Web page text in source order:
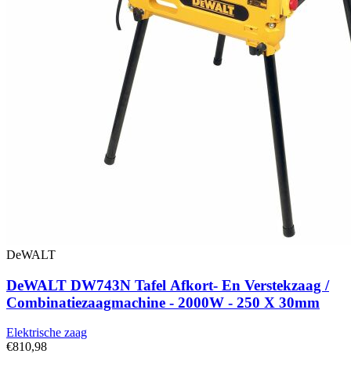
DeWALT
DeWALT DW743N Tafel Afkort- En Verstekzaag /
Combinatiezaagmachine - 2000W - 250 X 30mm
Elektrische zaag
€810,98